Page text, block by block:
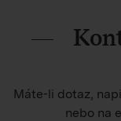
Máte-li dotaz,
nebo na